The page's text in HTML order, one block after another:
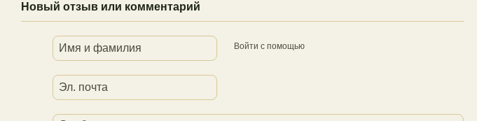
Новый отзыв или комментарий
Войти с помощью